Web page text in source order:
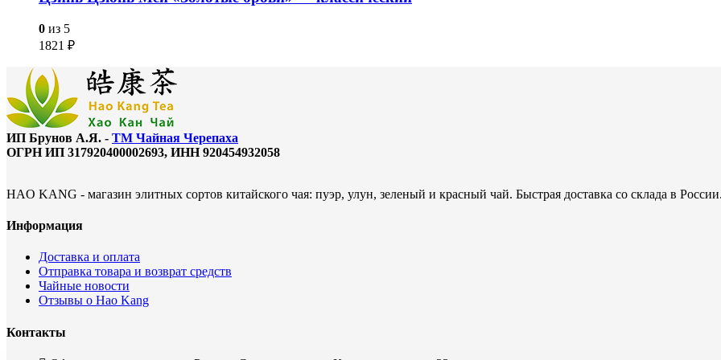
0 из 5
1821 ₽
ИП Брунов А.Я. - ТМ Чайная Черепаха
ОГРН ИП 317920400002693, ИНН 920454932058
HAO KANG - магазин элитных сортов китайского чая: пуэр, улун, зеленый и красный чай. Быстрая доставка со склада в
Информация
Доставка и оплата
Отправка товара и возврат средств
Чайные новости
Отзывы о Hao Kang
Контакты